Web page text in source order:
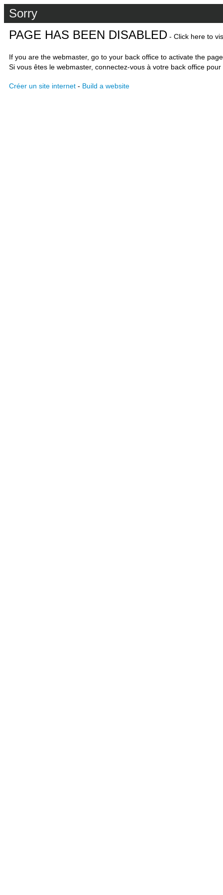
Sorry
PAGE HAS BEEN DISABLED - Click here to
If you are the webmaster, go to your back office to activate the
Si vous êtes le webmaster, connectez-vous à votre back office
Créer un site internet - Build a website